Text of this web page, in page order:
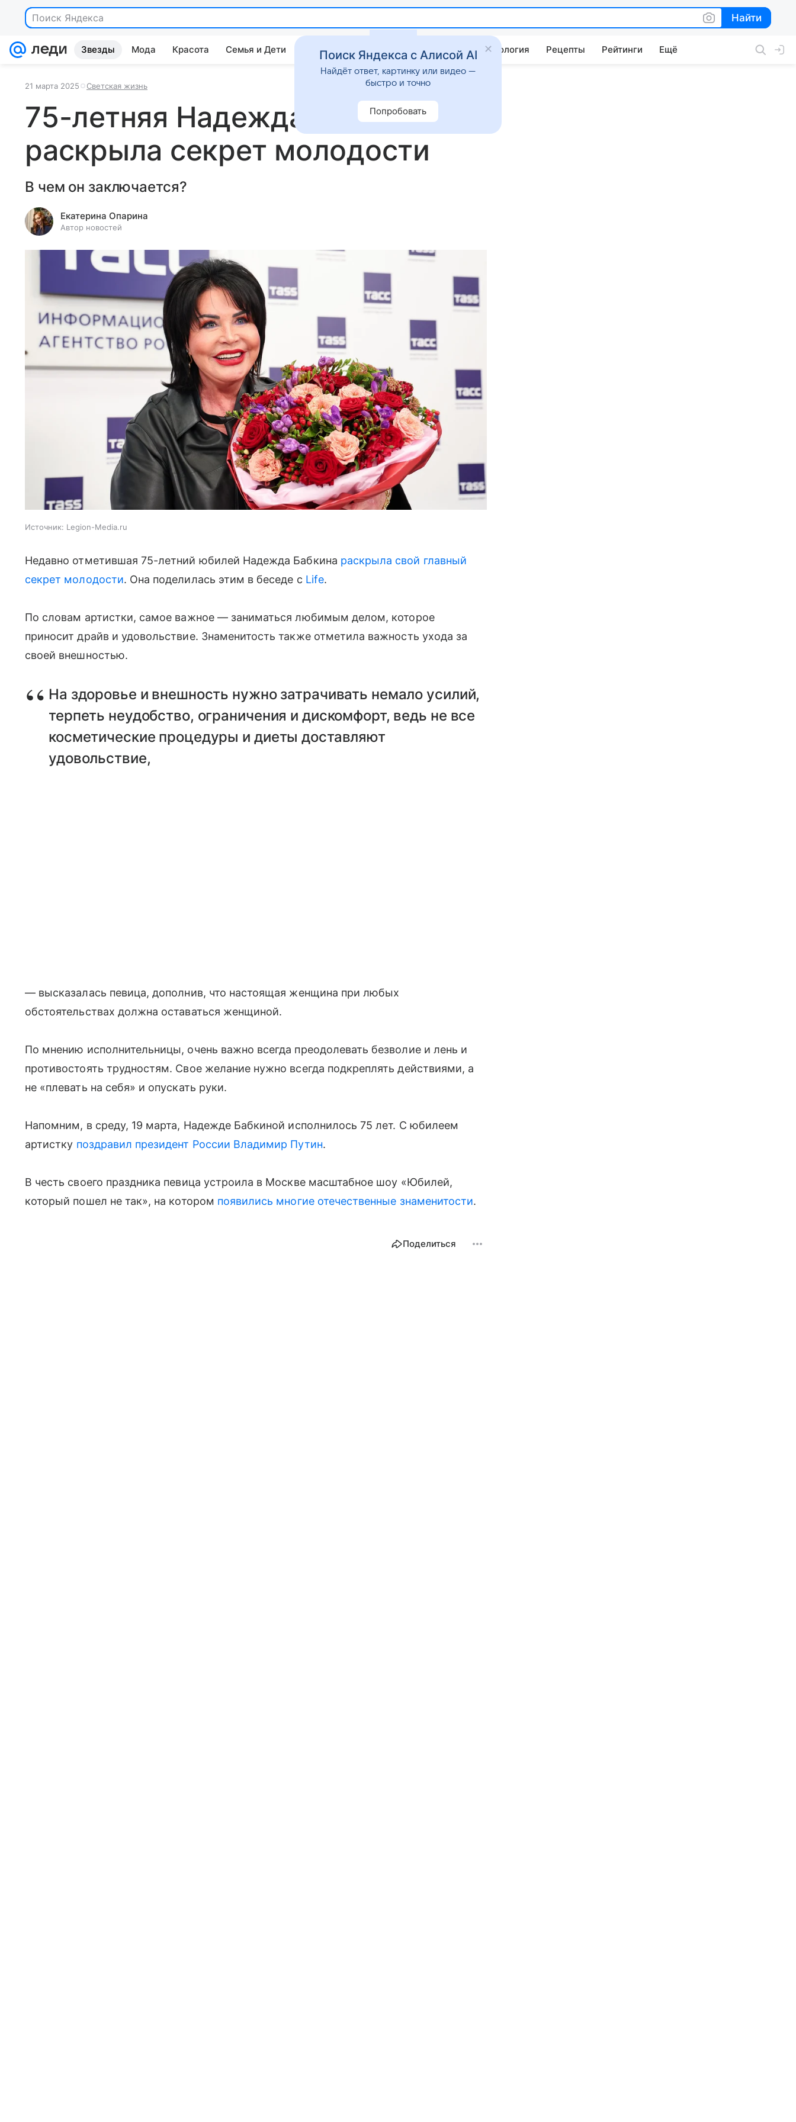
Поиск Яндекса Найти
Найти
Звезды Мода Красота Семья и Дети Дом Гороскопы Стиль жизни Психология Рецепты Рейтинги Ещё
21 марта 2025 Светская жизнь
75-летняя Надежда Бабкина
раскрыла секрет молодости
В чем он заключается?
Екатерина Опарина
Автор новостей
Источник: Legion-Media.ru
Недавно отметившая 75-летний юбилей Надежда Бабкина раскрыла свой главный
секрет молодости. Она поделилась этим в беседе с Life.
По словам артистки, самое важное — заниматься любимым делом, которое
приносит драйв и удовольствие. Знаменитость также отметила важность ухода за
своей внешностью.
На здоровье и внешность нужно затрачивать немало усилий,
терпеть неудобство, ограничения и дискомфорт, ведь не все
косметические процедуры и диеты доставляют
удовольствие,
— высказалась певица, дополнив, что настоящая женщина при любых
обстоятельствах должна оставаться женщиной.
По мнению исполнительницы, очень важно всегда преодолевать безволие и лень и
противостоять трудностям. Свое желание нужно всегда подкреплять действиями, а
не «плевать на себя» и опускать руки.
Напомним, в среду, 19 марта, Надежде Бабкиной исполнилось 75 лет. С юбилеем
артистку поздравил президент России Владимир Путин.
В честь своего праздника певица устроила в Москве масштабное шоу «Юбилей,
который пошел не так», на котором появились многие отечественные знаменитости.
Поделиться
Поиск Яндекса с Алисой AI
Найдёт ответ, картинку или видео —
быстро и точно
Попробовать